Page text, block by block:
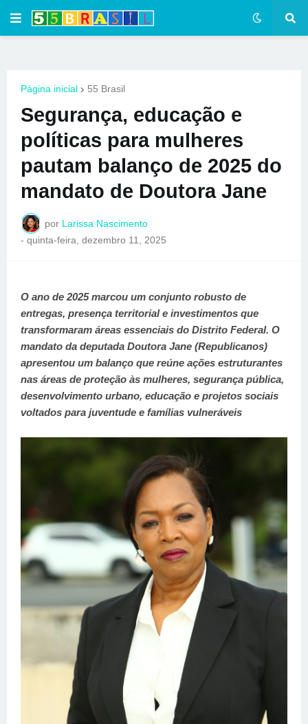
Página inicial 55 Brasil
Segurança, educação e
políticas para mulheres
pautam balanço de 2025 do
mandato de Doutora Jane
por Larissa Nascimento
- quinta-feira, dezembro 11, 2025
O ano de 2025 marcou um conjunto robusto de
entregas, presença territorial e investimentos que
transformaram áreas essenciais do Distrito Federal. O
mandato da deputada Doutora Jane (Republicanos)
apresentou um balanço que reúne ações estruturantes
nas áreas de proteção às mulheres, segurança pública,
desenvolvimento urbano, educação e projetos sociais
voltados para juventude e famílias vulneráveis